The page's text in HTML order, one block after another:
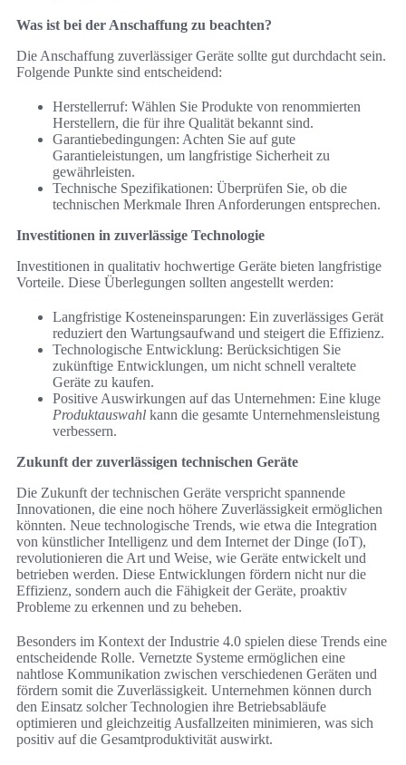
Was ist bei der Anschaffung zu beachten?
Die Anschaffung zuverlässiger Geräte sollte gut durchdacht sein.
Folgende Punkte sind entscheidend:
Herstellerruf: Wählen Sie Produkte von renommierten
Herstellern, die für ihre Qualität bekannt sind.
Garantiebedingungen: Achten Sie auf gute
Garantieleistungen, um langfristige Sicherheit zu
gewährleisten.
Technische Spezifikationen: Überprüfen Sie, ob die
technischen Merkmale Ihren Anforderungen entsprechen.
Investitionen in zuverlässige Technologie
Investitionen in qualitativ hochwertige Geräte bieten langfristige
Vorteile. Diese Überlegungen sollten angestellt werden:
Langfristige Kosteneinsparungen: Ein zuverlässiges Gerät
reduziert den Wartungsaufwand und steigert die Effizienz.
Technologische Entwicklung: Berücksichtigen Sie
zukünftige Entwicklungen, um nicht schnell veraltete
Geräte zu kaufen.
Positive Auswirkungen auf das Unternehmen: Eine kluge
Produktauswahl kann die gesamte Unternehmensleistung
verbessern.
Zukunft der zuverlässigen technischen Geräte
Die Zukunft der technischen Geräte verspricht spannende
Innovationen, die eine noch höhere Zuverlässigkeit ermöglichen
könnten. Neue technologische Trends, wie etwa die Integration
von künstlicher Intelligenz und dem Internet der Dinge (IoT),
revolutionieren die Art und Weise, wie Geräte entwickelt und
betrieben werden. Diese Entwicklungen fördern nicht nur die
Effizienz, sondern auch die Fähigkeit der Geräte, proaktiv
Probleme zu erkennen und zu beheben.
Besonders im Kontext der Industrie 4.0 spielen diese Trends eine
entscheidende Rolle. Vernetzte Systeme ermöglichen eine
nahtlose Kommunikation zwischen verschiedenen Geräten und
fördern somit die Zuverlässigkeit. Unternehmen können durch
den Einsatz solcher Technologien ihre Betriebsabläufe
optimieren und gleichzeitig Ausfallzeiten minimieren, was sich
positiv auf die Gesamtproduktivität auswirkt.